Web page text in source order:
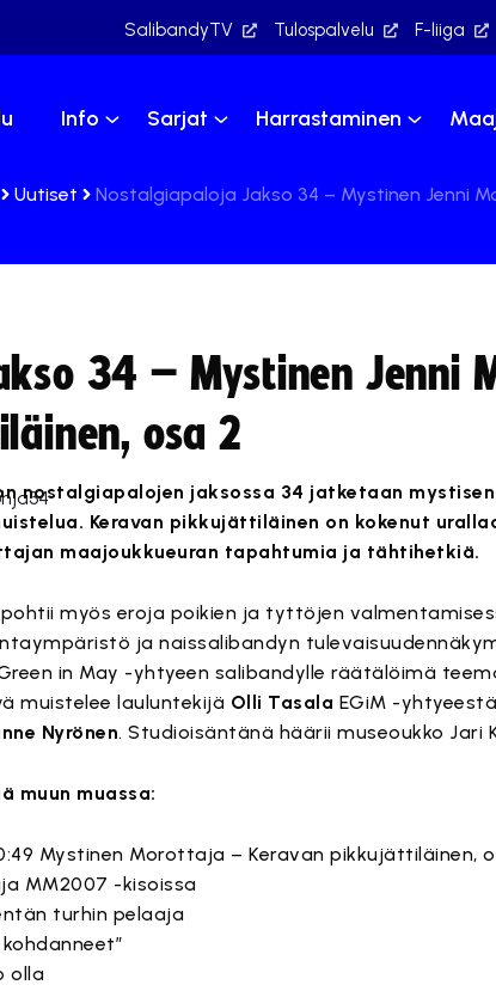
SalibandyTV Tulospalvelu F-liiga
Info Sarjat Harrastaminen
Uutiset Nostalgiapaloja Jakso 34 – Mystinen Jenni
34 – Mystinen Jenni
osa 2
nostalgiapalojen jaksossa 34 jatketaan
Keravan pikkujättiläinen on kokenut
maajoukkueuran tapahtumia ja tähtihetkiä.
myös eroja poikien ja tyttöjen
ja naissalibandyn
in May -yhtyeen salibandylle räätälöimä
muistelee lauluntekijä Olli Tasala EGiM -
Nyrönen. Studioisäntänä häärii museoukko Jari
muun muassa:
Mystinen Morottaja – Keravan pikkujättiläinen,
MM2007 -kisoissa
turhin pelaaja
olla